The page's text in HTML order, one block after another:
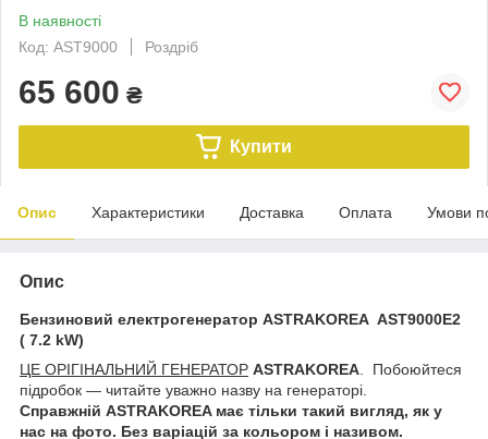
В наявності
Код: AST9000
Роздріб
65 600 ₴
Купити
Опис Характеристики Доставка Оплата Умови
Опис
Бензиновий електрогенератор ASTRAKOREA AST9000E2
( 7.2 kW)
ЦЕ ОРІГІНАЛЬНИЙ ГЕНЕРАТОР ASTRAKOREA . Побоюйтеся
підробок — читайте уважно назву на генераторі.
Справжній ASTRAKOREA має тільки такий вигляд, як у
нас на фото. Без варіацій за кольором і називом.